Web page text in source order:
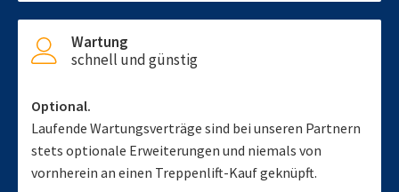
Wartung
schnell und günstig
Optional.
Laufende Wartungsverträge sind bei unseren Partnern
stets optionale Erweiterungen und niemals von
vornherein an einen Treppenlift-Kauf geknüpft.